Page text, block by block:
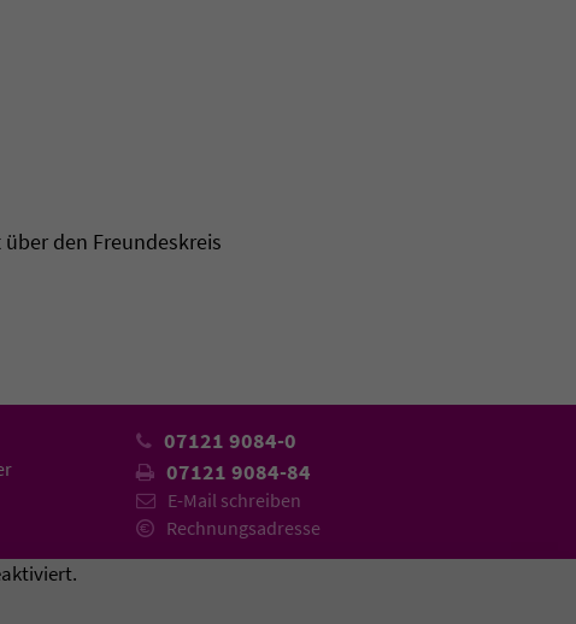
den Freundeskreis
07121 9084-0
07121 9084-84
E-Mail schreiben
Rechnungsadresse